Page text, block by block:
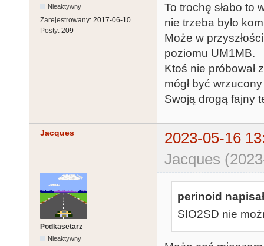
Nieaktywny
Zarejestrowany: 2017-06-10
Posty: 209
To trochę słabo to
nie trzeba było
Może w
poziomu UM1MB.
Ktoś nie próbował
mógł być
Swoją drogą fajny
Jacques
2023-05-16
Jacques
Podkasetarz
Nieaktywny
perinoid
SIO2SD nie